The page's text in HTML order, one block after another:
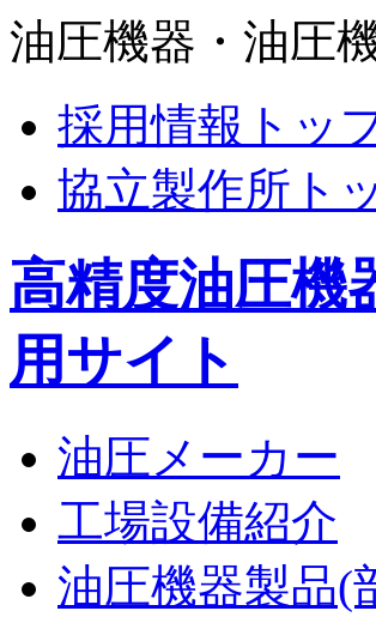
油圧機器・油圧
採用情報トッ
協立製作所ト
高精度油圧
用サイト
油圧メーカー
工場設備紹介
油圧機器製品(